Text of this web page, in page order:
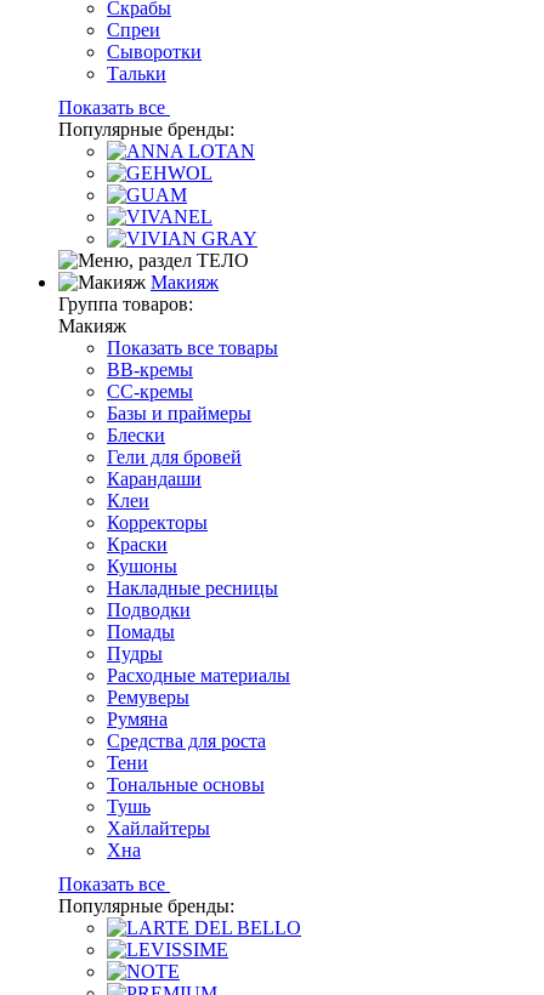
Скрабы
Спреи
Сыворотки
Тальки
Показать все
Популярные бренды:
Макияж
Группа товаров:
Макияж
Показать все товары
BB-кремы
CC-кремы
Базы и праймеры
Блески
Гели для бровей
Карандаши
Клеи
Корректоры
Краски
Кушоны
Накладные ресницы
Подводки
Помады
Пудры
Расходные материалы
Ремуверы
Румяна
Средства для роста
Тени
Тональные основы
Тушь
Хайлайтеры
Хна
Показать все
Популярные бренды: